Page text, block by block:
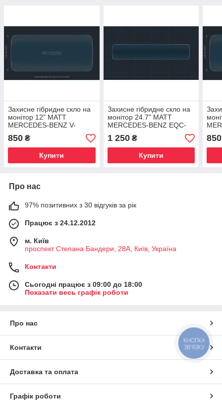
Захисне гібридне скло на
монітор 12" MATT
MERCEDES-BENZ V-
CLASS 2014 - 2023
850 ₴
Купити
Захисне гібридне скло на
монітор 24.7" MATT
MERCEDES-BENZ EQC-
CLASS 2019 - 2023
1 250₴
Купити
850
Про нас
97% позитивних з 30 відгуків за рік
Працює з 24.12.2012
м. Київ
проспект Степана Бандери, 28А, Київ, Україна
Контакти
Сьогодні працює з 09:00 до 18:00
Показати весь графік роботи
Про нас
Контакти
Доставка та оплата
Графік роботи
КНОПКА
ЗВ'ЯЗКУ